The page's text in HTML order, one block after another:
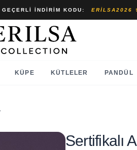
GEÇERLI İNDIRIM KODU: ERILSA2026
KÜPE KÜTLELER PANDÜL
Sertifikalı